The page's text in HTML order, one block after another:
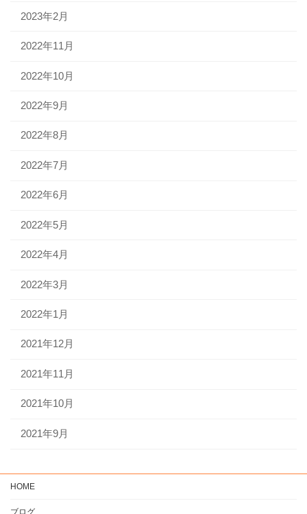
2023年2月
2022年11月
2022年10月
2022年9月
2022年8月
2022年7月
2022年6月
2022年5月
2022年4月
2022年3月
2022年1月
2021年12月
2021年11月
2021年10月
2021年9月
HOME
ブログ